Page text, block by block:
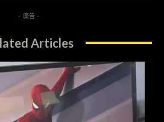
- 廣告 -
Articles